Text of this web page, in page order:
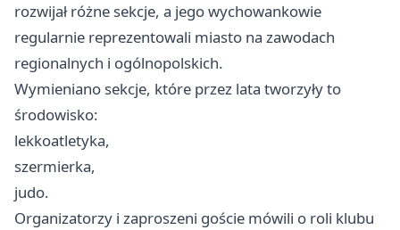
rozwijał różne sekcje, a jego wychowankowie
regularnie reprezentowali miasto na zawodach
regionalnych i ogólnopolskich.
Wymieniano sekcje, które przez lata tworzyły to
środowisko:
lekkoatletyka,
szermierka,
judo.
Organizatorzy i zaproszeni goście mówili o roli klubu